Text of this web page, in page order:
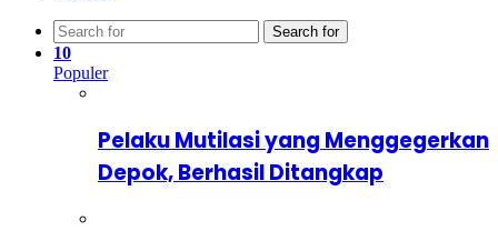
Search for
10
Populer
Pelaku Mutilasi yang Menggegerkan
Depok, Berhasil Ditangkap